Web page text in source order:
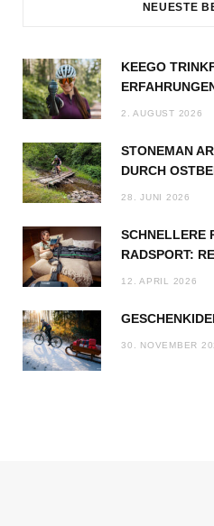
NEUESTE
KEEGO
2. AUGUST 2026
STONEMAN
DURCH
28. JUNI 2026
SCHNELLERE
RADSPORT:
12. APRIL 2026
30. NOVEMBER